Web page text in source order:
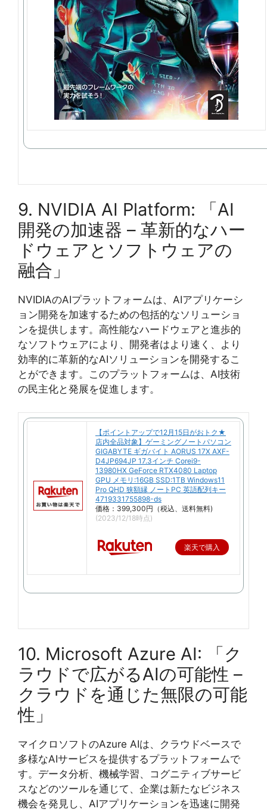
9. NVIDIA AI Platform: 「AI
開発の加速器 – 革新的なハー
ドウェアとソフトウェアの
融合」
NVIDIAのAIプラットフォームは、AIアプリケーシ
ョン開発を加速するための包括的なソリューショ
ンを提供します。高性能なハードウェアと進歩的
なソフトウェアにより、開発者はより速く、より
効率的に革新的なAIソリューションを開発するこ
とができます。このプラットフォームは、AI技術
の民主化と発展を促進します。
【ポイントアップで12月15日がおトク★
店内全品対象】ゲーミングノートパソコン
GIGABYTE ギガバイト AORUS 17X AXF-
D4JP694JP 17.3インチ Corei9-
13980HX GeForce RTX4080 Laptop
GPU メモリ:16GB SSD:1TB Windows11
Pro QHD 狭額縁 ノートPC 英語配列キー
4719331755898-ds
価格：399,300円（税込、送料無料)
(2023/12/18時点)
楽天で購入
10. Microsoft Azure AI: 「ク
ラウドで広がるAIの可能性 –
クラウドを通じた無限の可能
性」
マイクロソフトのAzure AIは、クラウドベースで
多様なAIサービスを提供するプラットフォームで
す。データ分析、機械学習、コグニティブサービ
スなどのツールを通じて、企業は新たなビジネス
機会を発見し、AIアプリケーションを迅速に開発